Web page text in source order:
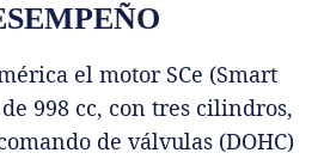
el motor SCe (Smart
998 cc, con tres cilindros,
de válvulas (DOHC)